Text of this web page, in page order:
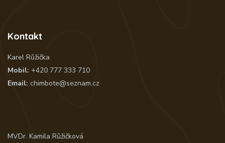
Kontakt
Karel Růžička
Mobil: +420 777 333 710
Email: chimbote@seznam.cz
MVDr. Kamila Růžičková